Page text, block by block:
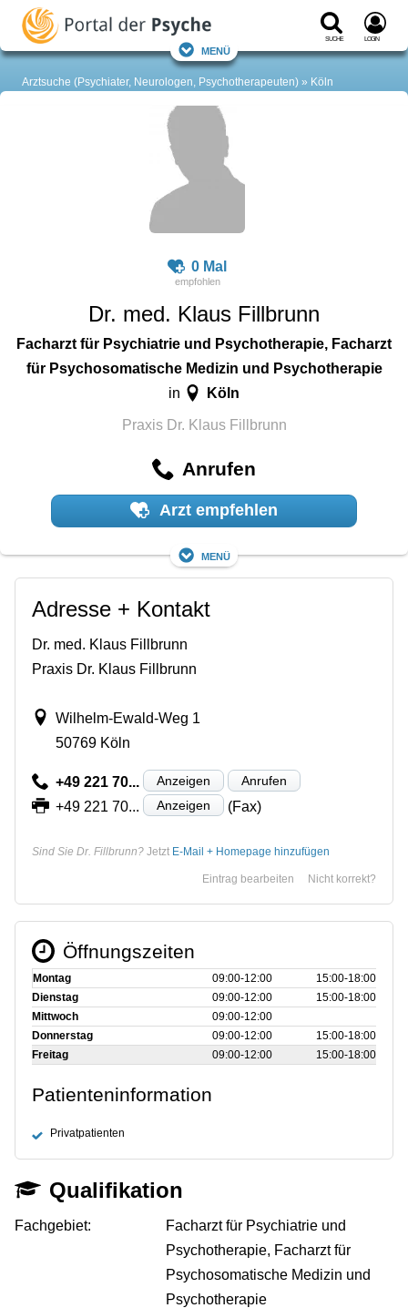
Suche Login
Menü
Arztsuche (Psychiater, Neurologen, Psychotherapeuten) Köln
0 Mal
Dr. med. Klaus Fillbrunn
Facharzt für Psychiatrie und Psychotherapie, Facharzt
für Psychosomatische Medizin und Psychotherapie
in Köln
Praxis Dr. Klaus Fillbrunn
Anrufen
Arzt empfehlen
Menü
Adresse + Kontakt
Dr. med. Klaus Fillbrunn
Praxis Dr. Klaus Fillbrunn
Wilhelm-Ewald-Weg 1
50769 Köln
+49 221 70... Anzeigen Anrufen
+49 221 70... Anzeigen (Fax)
Sind Sie Dr. Fillbrunn? Jetzt E-Mail + Homepage hinzufügen
Nicht korrekt?
Eintrag bearbeiten
Öffnungszeiten
Montag 09:00‑12:00
15:00‑18:00
Dienstag
09:00‑12:00
15:00‑18:00
Mittwoch
09:00‑12:00
Donnerstag
09:00‑12:00
15:00‑18:00
Freitag
09:00‑12:00 15:00‑18:00
Patienteninformation
Privatpatienten
Qualifikation
Fachgebiet:
Facharzt für Psychiatrie und
Psychotherapie, Facharzt für
Psychosomatische Medizin und
Psychotherapie